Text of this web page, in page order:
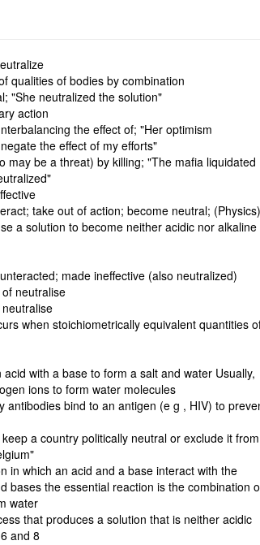
qualities of bodies by combination
"She neutralized the solution"
action
the effect of; "Her optimism
the effect of my efforts"
may be a threat) by killing; "The mafia liquidated
take out of action; become neutral; (Physics)
a solution to become neither acidic nor alkaline
made ineffective (also neutralized)
neutralise
when stoichiometrically equivalent quantities
with a base to form a salt and water Usually,
ions to form water molecules
antibodies bind to an antigen (e g , HIV) to
a country politically neutral or exclude it from
in which an acid and a base interact with the
bases the essential reaction is the combination
water
that produces a solution that is neither acidic
and 8